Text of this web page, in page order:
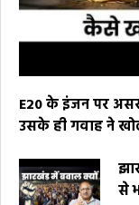
E20 के इंजन पर
उसके ही गवाह ने
से